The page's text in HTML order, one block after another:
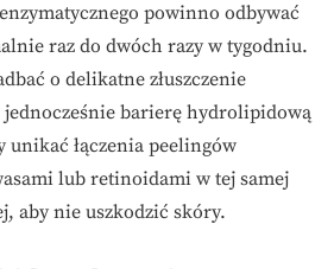
powinno odbywać
raz do dwóch razy w tygodniu.
o delikatne złuszczenie
barierę hydrolipidową
unikać łączenia peelingów
lub retinoidami w tej samej
aby nie uszkodzić skóry.